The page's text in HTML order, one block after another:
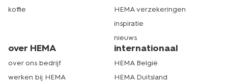
koffie
HEMA verzekeringen
inspiratie
nieuws
over HEMA
over ons bedrijf
werken bij HEMA
internationaal
HEMA België
HEMA Duitsland